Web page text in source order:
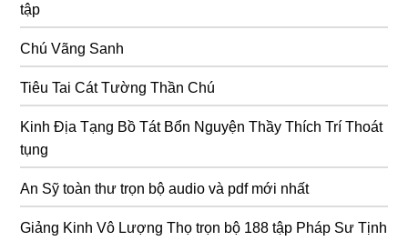
tập
Chú Vãng Sanh
Tiêu Tai Cát Tường Thần Chú
Kinh Địa Tạng Bồ Tát Bổn Nguyện Thầy Thích Trí Thoát
tụng
An Sỹ toàn thư trọn bộ audio và pdf mới nhất
Giảng Kinh Vô Lượng Thọ trọn bộ 188 tập Pháp Sư Tịnh